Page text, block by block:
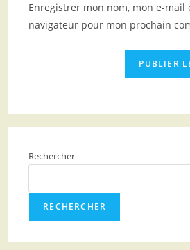
Enregistrer mon nom, mon e-mail
navigateur pour mon prochain
Rechercher
RECHERCHER